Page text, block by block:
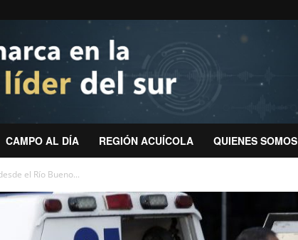
CAMPO AL DÍA REGIÓN ACUÍCOLA QUIENES SOMOS
el Río Bueno...